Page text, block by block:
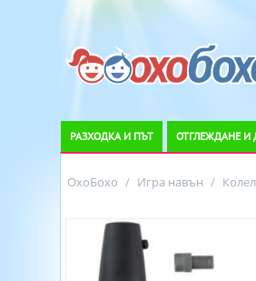
РАЗХОДКА И ПЪТ ОТГЛЕЖДАНЕ И
ОхоБохо / Игра навън /